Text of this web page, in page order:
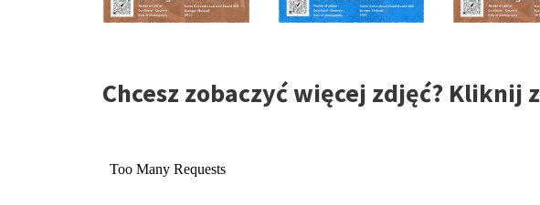
Chcesz zobaczyć więcej zdjęć?